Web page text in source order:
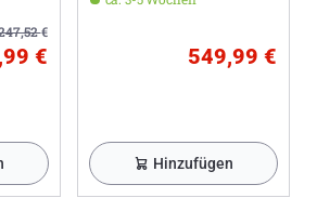
Option auch die Veredlungsstufe
wird ein besonderes
geschaffen, dass ein Höchstmaß an
sowie überzeugende
€
€ 549,99 €
Hinzufügen